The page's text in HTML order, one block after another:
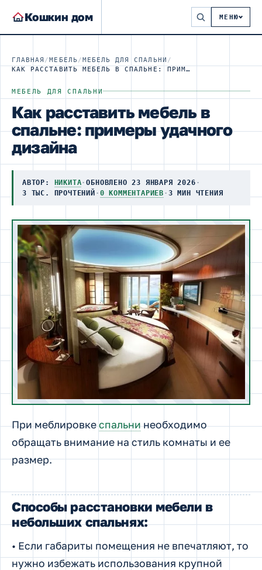
Кошкин дом МЕНЮ
ГЛАВНАЯ /МЕБЕЛЬ /МЕБЕЛЬ ДЛЯ СПАЛЬНИ /
КАК РАССТАВИТЬ МЕБЕЛЬ В СПАЛЬНЕ: ПРИМЕРЫ УДАЧНОГО ДИЗАЙНА
МЕБЕЛЬ ДЛЯ СПАЛЬНИ
Как расставить мебель в
спальне: примеры удачного
дизайна
АВТОР: НИКИТА·ОБНОВЛЕНО 23 ЯНВАРЯ 2026 ·
3 ТЫС. ПРОЧТЕНИЙ · 0 КОММЕНТАРИЕВ · 3 МИН ЧТЕНИЯ
При меблировкеспальнинеобходимо
обращать внимание на стиль комнаты и ее
размер.
Способы расстановки мебели в
небольших спальнях:
• Если габариты помещения не впечатляют, то
нужно избежать использования крупной